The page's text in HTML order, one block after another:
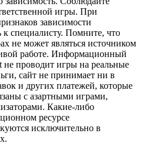
игры. При
зависимости
к специалисту. Помните, что
не может являться источником
работе. Информационный
не проводит игры на реальные
сайт не принимает ни в
и других платежей, которые
с азартными играми,
Какие-либо
ресурсе
исключительно в